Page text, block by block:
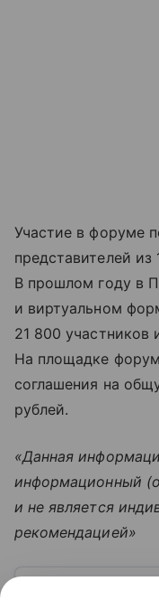
Участие в форуме
представителей
В прошлом году в
и виртуальном
21 800 участников
На площадке
соглашения на
рублей.
«Данная
информационный
и не является
рекомендацией»